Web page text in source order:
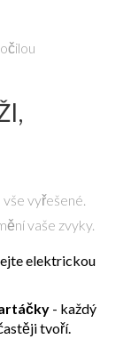
vyřešené.
vaše zvyky.
elektrickou
- každý
tvoří.